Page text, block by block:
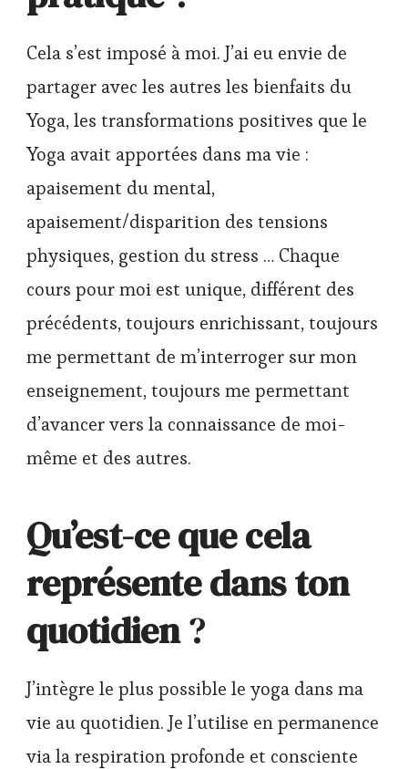
Cela s’est imposé à moi. J’ai eu envie de
partager avec les autres les bienfaits du
Yoga, les transformations positives que le
Yoga avait apportées dans ma vie :
apaisement du mental,
apaisement/disparition des tensions
physiques, gestion du stress … Chaque
cours pour moi est unique, différent des
précédents, toujours enrichissant, toujours
me permettant de m’interroger sur mon
enseignement, toujours me permettant
d’avancer vers la connaissance de moi-
même et des autres.
Qu’est-ce que cela
représente dans ton
quotidien?
J’intègre le plus possible le yoga dans ma
vie au quotidien. Je l’utilise en permanence
via la respiration profonde et consciente